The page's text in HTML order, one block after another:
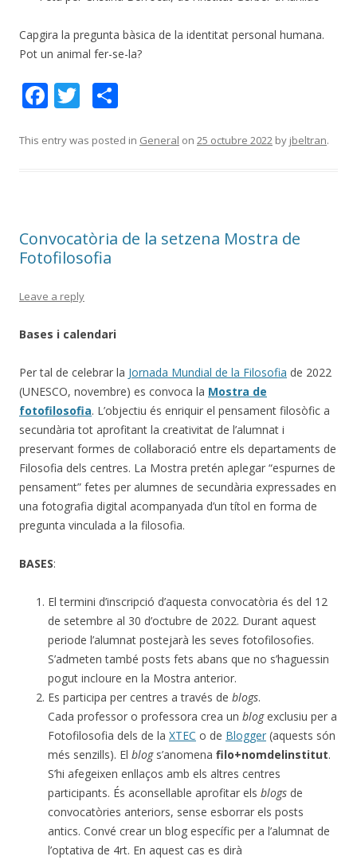
Capgira la pregunta bàsica de la identitat personal humana.
Pot un animal fer-se-la?
F
e
k
T
itt m
ix
This entry was posted in General on 25 octubre 2022 by jbeltran.
Convocatòria de la setzena Mostra de
Fotofilosofia
Leave a reply
Bases i calendari
Per tal de celebrar la Jornada Mundial de la Filosofia de 2022
(UNESCO, novembre) es convoca la Mostra de
fotofilosofia. L’objectiu és enriquir el pensament filosòfic a
secundària tot aprofitant la creativitat de l’alumnat i
preservant formes de col·laboració entre els departaments de
Filosofia dels centres. La Mostra pretén aplegar “espurnes de
pensament” fetes per alumnes de secundària expressades en
una fotografia digital acompanyada d’un títol en forma de
pregunta vinculada a la filosofia.
BASES:
El termini d’inscripció d’aquesta convocatòria és del 12
de setembre al 30 d’octubre de 2022. Durant aquest
periode l’alumnat postejarà les seves fotofilosofies.
S’admeten també posts fets abans que no s’haguessin
pogut incloure en la Mostra anterior.
Es participa per centres a través de blogs.
Cada professor o professora crea un blogexclusiu per a
Fotofilosofia dels de la XTEC o de Blogger (aquests són
més senzills). El blogs’anomena filo+nomdelinstitut.
S’hi afegeixen enllaços amb els altres centres
participants. És aconsellable aprofitar els blogs de
convocatòries anteriors, sense esborrar els posts
antics. Convé crear un blog específic per a l’alumnat de
l’optativa de 4rt. En aquest cas es dirà